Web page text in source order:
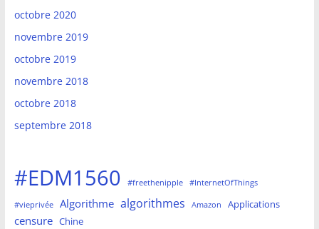
octobre 2020
novembre 2019
octobre 2019
novembre 2018
octobre 2018
septembre 2018
#EDM1560 #freethenipple #InternetOfThings
#vieprivée Algorithme algorithmes Amazon Applications
censure Chine